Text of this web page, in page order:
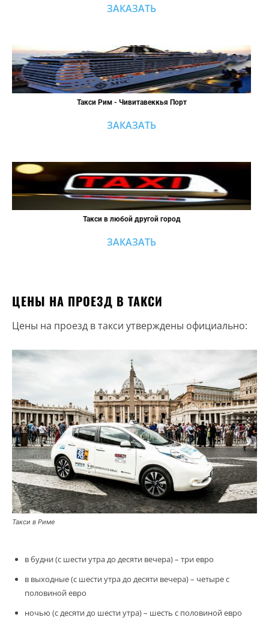
ЗАКАЗАТЬ
Такси Рим - Чивитавеккья Порт
ЗАКАЗАТЬ
Такси в любой другой город
ЗАКАЗАТЬ
ЦЕНЫ НА ПРОЕЗД В ТАКСИ
Цены на проезд в такси утверждены официально:
Такси в Риме
в будни (с шести утра до десяти вечера) – три евро
в выходные (с шести утра до десяти вечера) – четыре с
половиной евро
ночью (с десяти до шести утра) – шесть с половиной евро